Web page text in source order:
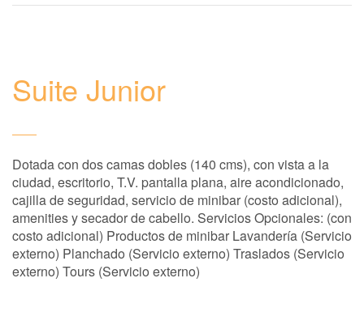
Suite Junior
Dotada con dos camas dobles (140 cms), con vista a la
ciudad, escritorio, T.V. pantalla plana, aire acondicionado,
cajilla de seguridad, servicio de minibar (costo adicional),
amenities y secador de cabello. Servicios Opcionales: (con
costo adicional) Productos de minibar Lavandería (Servicio
externo) Planchado (Servicio externo) Traslados (Servicio
externo) Tours (Servicio externo)